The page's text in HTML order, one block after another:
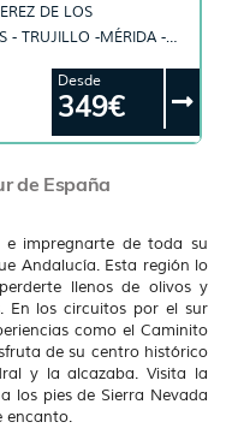
DE LOS
- TRUJILLO -MÉRIDA -
Desde
349€
de España
impregnarte de toda su
Andalucía. Esta región lo
llenos de olivos y
En los circuitos por el sur
como el Caminito
de su centro histórico
y la alcazaba. Visita la
los pies de Sierra Nevada
encanto.